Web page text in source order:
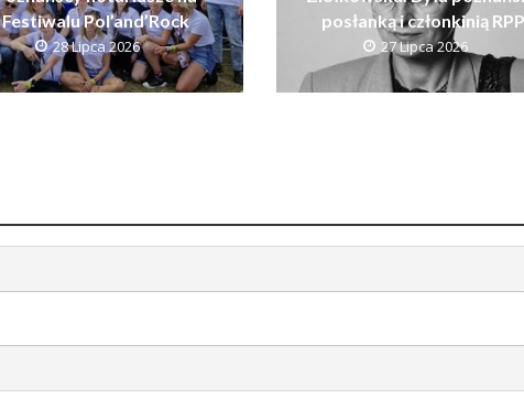
Festiwalu Pol’and’Rock
28 Lipca 2026
posłanką i członkinią RPP
27 Lipca 2026